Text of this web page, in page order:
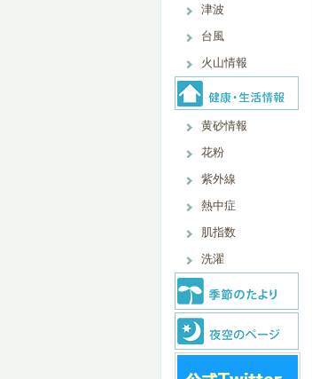
津波
台風
火山情報
黄砂情報
花粉
紫外線
熱中症
肌指数
洗濯